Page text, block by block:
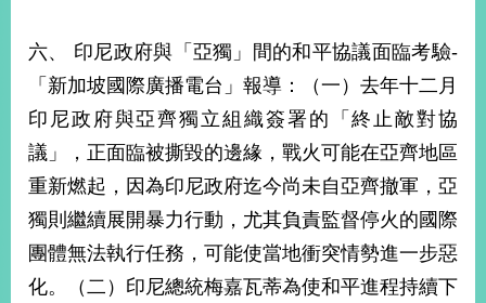
及
資
訊
安
全
政
策
無
障
礙
六、 印尼政府與「亞獨」間的和平協議面臨考驗-
「新加坡國際廣播電台」報導：（一）去年十二月
印尼政府與亞齊獨立組織簽署的「終止敵對協
議」，正面臨被撕毀的邊緣，戰火可能在亞齊地區
重新燃起，因為印尼政府迄今尚未自亞齊撤軍，亞
獨則繼續展開暴力行動，尤其負責監督停火的國際
團體無法執行任務，可能使當地衝突情勢進一步惡
化。（二）印尼總統梅嘉瓦蒂為使和平進程持續下